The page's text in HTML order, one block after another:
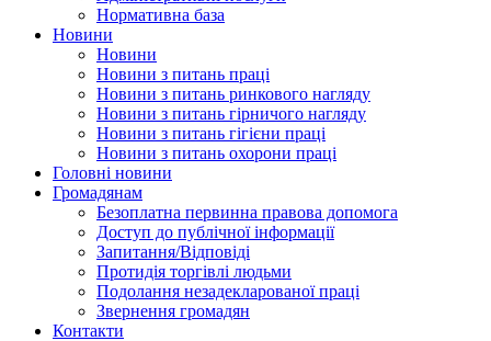
Нормативна база
Новини
Новини
Новини з питань праці
Новини з питань ринкового нагляду
Новини з питань гірничого нагляду
Новини з питань гігієни праці
Новини з питань охорони праці
Головні новини
Громадянам
Безоплатна первинна правова допомога
Доступ до публічної інформації
Запитання/Відповіді
Протидія торгівлі людьми
Подолання незадекларованої праці
Звернення громадян
Контакти